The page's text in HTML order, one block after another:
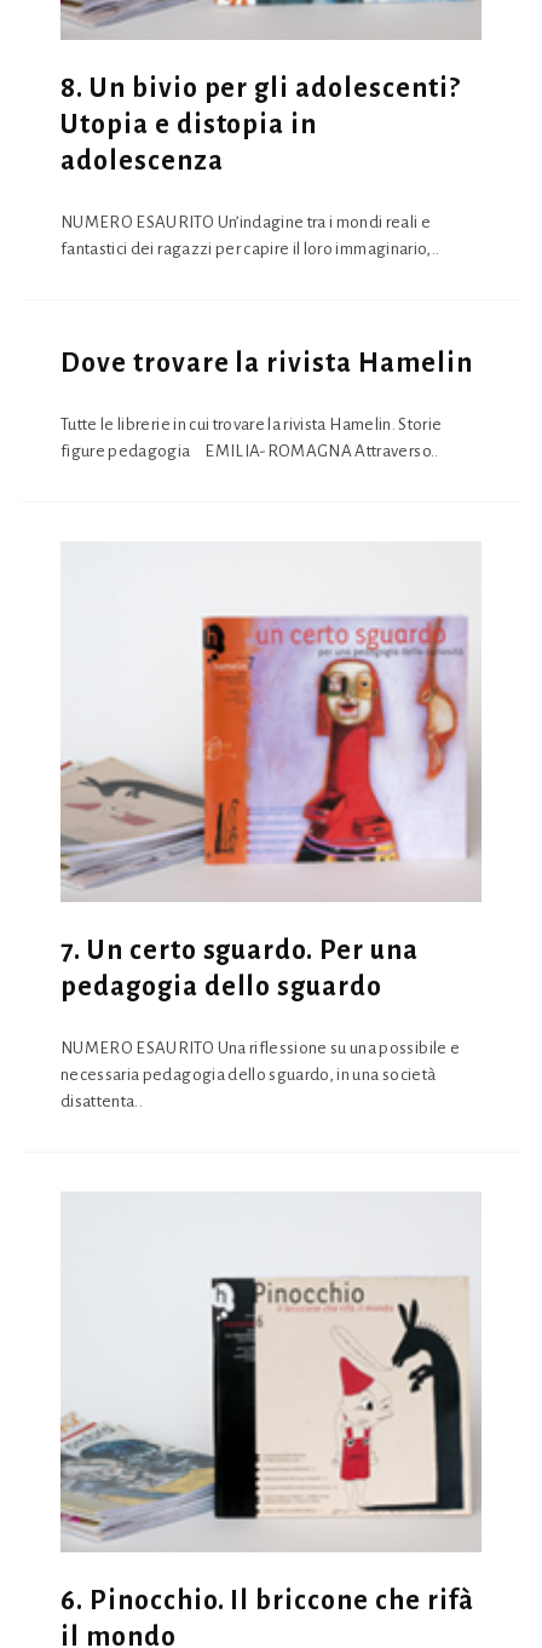
8. Un bivio per gli adolescenti?
Utopia e distopia in
adolescenza
NUMERO ESAURITO Un’indagine tra i mondi reali e
fantastici dei ragazzi per capire il loro immaginario,..
Dove trovare la rivista Hamelin
Tutte le librerie in cui trovare la rivista Hamelin. Storie
figure pedagogia EMILIA-ROMAGNA Attraverso..
7. Un certo sguardo. Per una
pedagogia dello sguardo
NUMERO ESAURITO Una riflessione su una possibile e
necessaria pedagogia dello sguardo, in una società
disattenta..
6. Pinocchio. Il briccone che rifà
il mondo